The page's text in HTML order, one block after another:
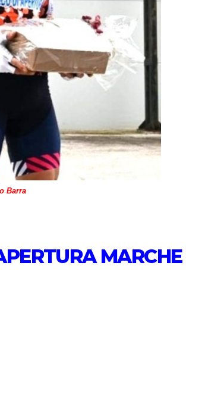
Barra
MARCHE